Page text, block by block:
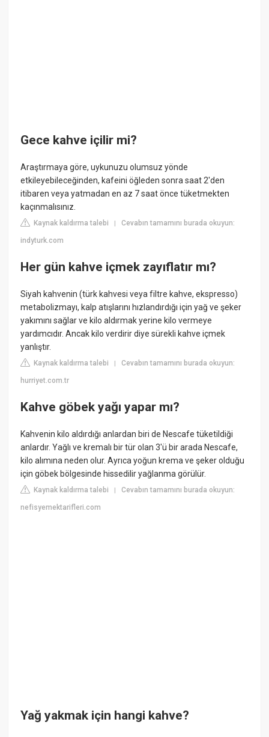
Gece kahve içilir mi?
Araştırmaya göre, uykunuzu olumsuz yönde
etkileyebileceğinden, kafeini öğleden sonra saat 2'den
itibaren veya yatmadan en az 7 saat önce tüketmekten
kaçınmalısınız.
Kaynak kaldırma talebi |Cevabın tamamını burada okuyun:
indyturk.com
Her gün kahve içmek zayıflatır mı?
Siyah kahvenin (türk kahvesi veya filtre kahve, ekspresso)
metabolizmayı, kalp atışlarını hızlandırdığı için yağ ve şeker
yakımını sağlar ve kilo aldırmak yerine kilo vermeye
yardımcıdır. Ancak kilo verdirir diye sürekli kahve içmek
yanlıştır.
Kaynak kaldırma talebi |Cevabın tamamını burada okuyun:
hurriyet.com.tr
Kahve göbek yağı yapar mı?
Kahvenin kilo aldırdığı anlardan biri de Nescafe tüketildiği
anlardır. Yağlı ve kremalı bir tür olan 3'ü bir arada Nescafe,
kilo alımına neden olur. Ayrıca yoğun krema ve şeker olduğu
için göbek bölgesinde hissedilir yağlanma görülür.
Kaynak kaldırma talebi |Cevabın tamamını burada okuyun:
nefisyemektarifleri.com
Yağ yakmak için hangi kahve?